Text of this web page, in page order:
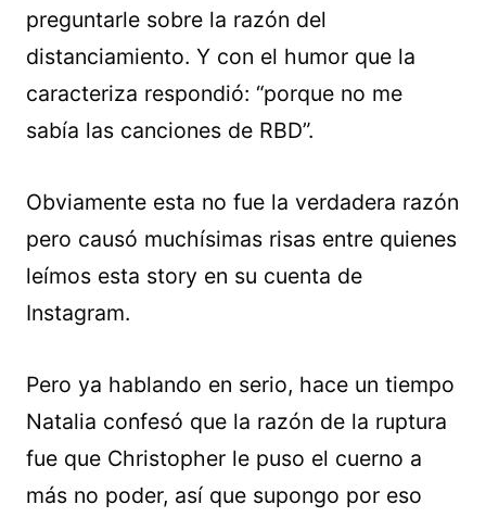
preguntarle sobre la razón del
distanciamiento. Y con el humor que la
caracteriza respondió: “porque no me
sabía las canciones de RBD”.
Obviamente esta no fue la verdadera razón
pero causó muchísimas risas entre quienes
leímos esta story en su cuenta de
Instagram.
Pero ya hablando en serio, hace un tiempo
Natalia confesó que la razón de la ruptura
fue que Christopher le puso el cuerno a
más no poder, así que supongo por eso